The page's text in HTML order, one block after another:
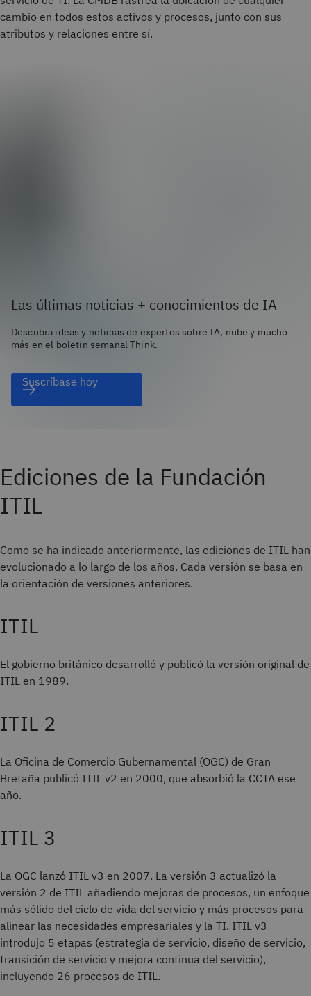
cambio en todos estos activos y procesos, junto con sus
atributos y relaciones entre sí.
Las últimas noticias + conocimientos de IA
Descubra ideas y noticias de expertos sobre IA, nube y mucho
más en el boletín semanal Think.
Suscríbase hoy
Ediciones de la Fundación
ITIL
Como se ha indicado anteriormente, las ediciones de ITIL han
evolucionado a lo largo de los años. Cada versión se basa en
la orientación de versiones anteriores.
ITIL
El gobierno británico desarrolló y publicó la versión original de
ITIL en 1989.
ITIL 2
La Oficina de Comercio Gubernamental (OGC) de Gran
Bretaña publicó ITIL v2 en 2000, que absorbió la CCTA ese
año.
ITIL 3
La OGC lanzó ITIL v3 en 2007. La versión 3 actualizó la
versión 2 de ITIL añadiendo mejoras de procesos, un enfoque
más sólido del ciclo de vida del servicio y más procesos para
alinear las necesidades empresariales y la TI. ITIL v3
introdujo 5 etapas (estrategia de servicio, diseño de servicio,
transición de servicio y mejora continua del servicio),
incluyendo 26 procesos de ITIL.